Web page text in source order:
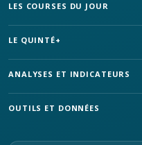
LES COURSES DU JOUR
LE QUINTÉ+
ANALYSES ET INDICATEURS
OUTILS ET DONNÉES